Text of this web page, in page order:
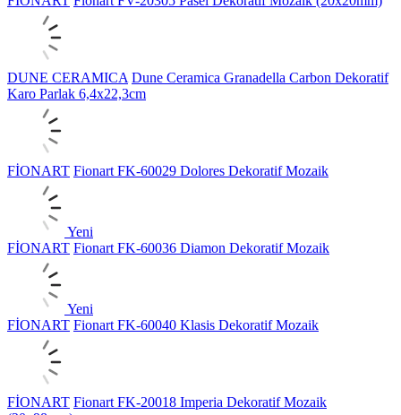
DUNE CERAMICA Dune Ceramica Granadella Carbon Dekoratif
Karo Parlak 6,4x22,3cm
FİONART Fionart FK-60029 Dolores Dekoratif Mozaik
Yeni
FİONART Fionart FK-60036 Diamon Dekoratif Mozaik
Yeni
FİONART Fionart FK-60040 Klasis Dekoratif Mozaik
FİONART Fionart FK-20018 Imperia Dekoratif Mozaik